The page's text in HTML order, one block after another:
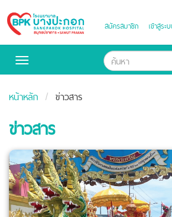
Bangpakok
Hospital
สมัครสมาชิก เข้าสู่ระ
Toggle
หน้าหลัก ข่าวสาร
ข่าวสาร